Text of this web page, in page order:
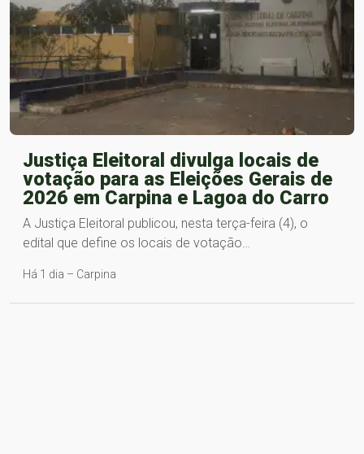
Justiça Eleitoral divulga locais de
votação para as Eleições Gerais de
2026 em Carpina e Lagoa do Carro
A Justiça Eleitoral publicou, nesta terça-feira (4), o
edital que define os locais de votação…
Há 1 dia – Carpina